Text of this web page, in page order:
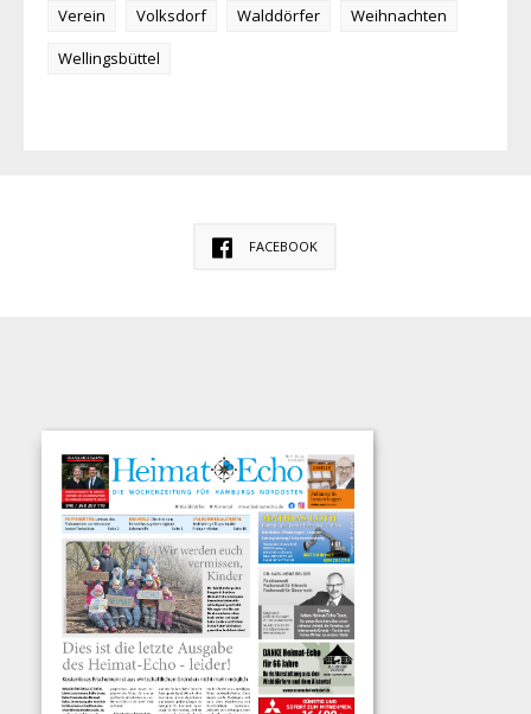
Verein
Volksdorf Walddörfer
Weihnachten
Wellingsbüttel
FACEBOOK